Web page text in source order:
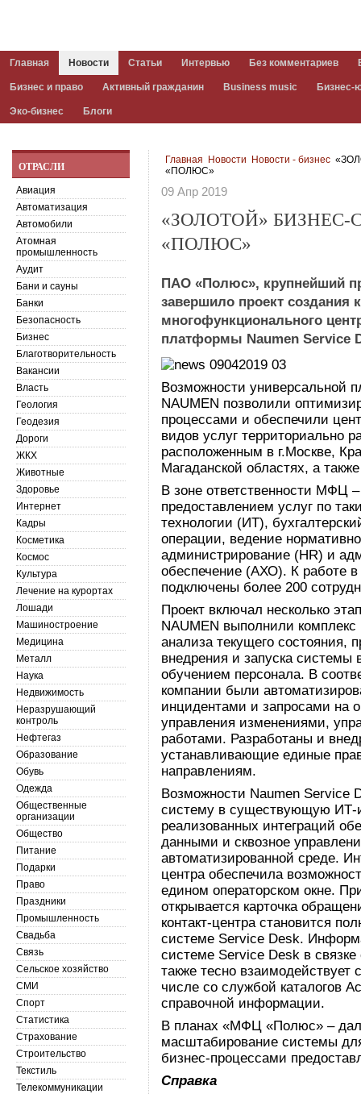
Главная Новости Статьи Интервью Без комментариев
Бизнес и право Активный гражданин Business music Бизнес-
Эко-бизнес Блоги
Главная Новости Новости - бизнес
«ПОЛЮС»
09 Апр 2019
«ЗОЛОТОЙ» БИЗНЕС-
«ПОЛЮС»
ПАО «Полюс», крупнейший
завершило проект создания
многофункционального
платформы Naumen Service
Возможности универсальной
NAUMEN позволили
процессами и обеспечили
видов услуг территориально
расположенным в г.Москве,
Магаданской областях, а
В зоне ответственности МФЦ
предоставлением услуг по
технологии (ИТ),
операции, ведение
администрирование (HR) и
обеспечение (АХО). К работе
подключены более 200
Проект включал несколько
NAUMEN выполнили
анализа текущего состояния,
внедрения и запуска
обучением персонала. В
компании были
инцидентами и запросами на
управления изменениями,
работами. Разработаны и
устанавливающие единые
направлениям.
Возможности Naumen Service
систему в существующую ИТ-
реализованных интеграций
данными и сквозное
автоматизированной среде.
центра обеспечила
едином операторском окне.
открывается карточка
контакт-центра становится
системе Service Desk.
системе Service Desk в
также тесно
числе со службой каталогов
справочной информации.
В планах «МФЦ «Полюс» –
масштабирование системы
бизнес-процессами
Справка
ОТРАСЛИ
Авиация
Автоматизация
Автомобили
Атомная
промышленность
Аудит
Бани и сауны
Банки
Безопасность
Бизнес
Благотворительность
Вакансии
Власть
Геология
Геодезия
Дороги
ЖКХ
Животные
Здоровье
Интернет
Кадры
Косметика
Космос
Культура
Лечение на курортах
Лошади
Машиностроение
Медицина
Металл
Наука
Недвижимость
Неразрушающий
контроль
Нефтегаз
Образование
Обувь
Одежда
Общественные
организации
Общество
Питание
Подарки
Право
Праздники
Промышленность
Свадьба
Связь
Сельское хозяйство
СМИ
Спорт
Статистика
Страхование
Строительство
Текстиль
Телекоммуникации